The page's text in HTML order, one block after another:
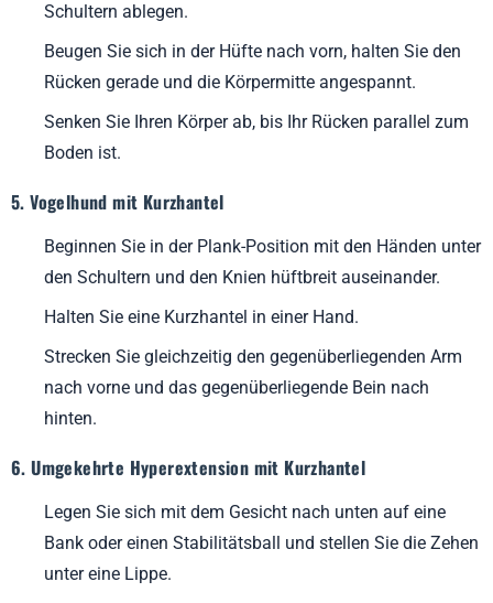
Schultern ablegen.
Beugen Sie sich in der Hüfte nach vorn, halten Sie den
Rücken gerade und die Körpermitte angespannt.
Senken Sie Ihren Körper ab, bis Ihr Rücken parallel zum
Boden ist.
5. Vogelhund mit Kurzhantel
Beginnen Sie in der Plank-Position mit den Händen unter
den Schultern und den Knien hüftbreit auseinander.
Halten Sie eine Kurzhantel in einer Hand.
Strecken Sie gleichzeitig den gegenüberliegenden Arm
nach vorne und das gegenüberliegende Bein nach
hinten.
6. Umgekehrte Hyperextension mit Kurzhantel
Legen Sie sich mit dem Gesicht nach unten auf eine
Bank oder einen Stabilitätsball und stellen Sie die Zehen
unter eine Lippe.